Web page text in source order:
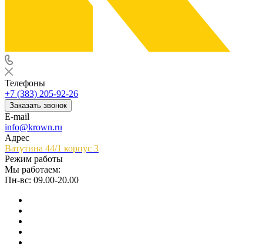
Телефоны
+7 (383) 205-92-26
Заказать звонок
E-mail
info@krown.ru
Адрес
Ватутина 44/1 корпус 3
Режим работы
Мы работаем:
Пн-вс: 09.00-20.00